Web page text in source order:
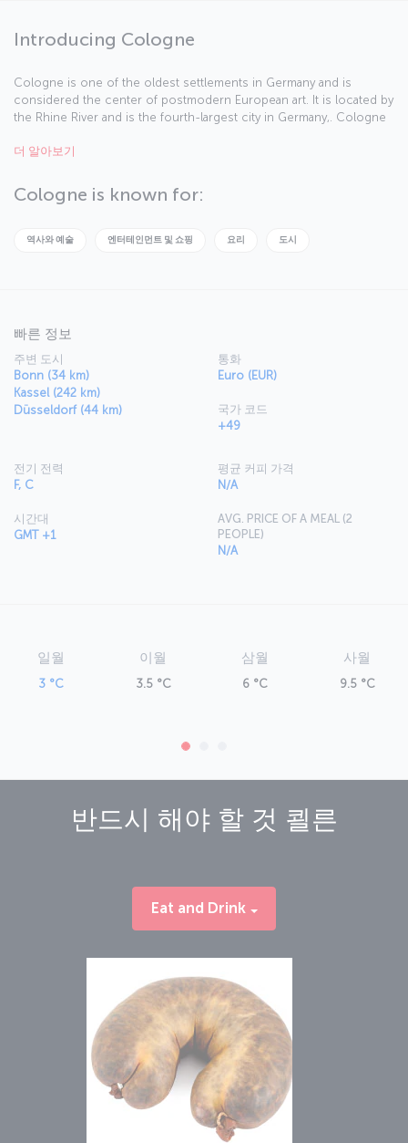
Introducing Cologne
Cologne is one of the oldest settlements in Germany and is
considered the center of postmodern European art. It is located by
the Rhine River and is the fourth-largest city in Germany,. Cologne
history, and culture.
더 알아보기
Cologne is known for:
역사와 예술 엔터테인먼트 및 쇼핑 요리 도시
빠른 정보
주변 도시
Bonn (34 km)
Kassel (242 km)
Düsseldorf (44 km)
통화
Euro (EUR)
국가 코드
+49
전기 전력
F, C
시간대
GMT +1
평균 커피 가격
N/A
AVG. PRICE OF A MEAL (2
PEOPLE)
N/A
일월
3 °C
이월
3.5 °C
삼월
6 °C
사월
9.5 °C
반드시 해야 할 것 쾰른
Eat and Drink